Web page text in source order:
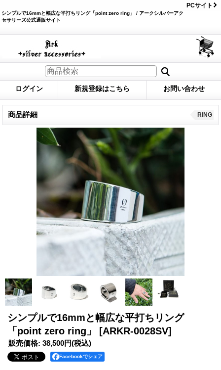
シンプルで16mmと幅広な平打ちリング「point zero ring」 / アークシルバーアク
セサリーズ公式通販サイト
PCサイト
ログイン 新規登録はこちら お問い合わせ
商品詳細 RING
シンプルで16mmと幅広な平打ちリング
「point zero ring」
[ARKR-0028SV]
販売価格: 38,500円(税込)
Facebookでシェア